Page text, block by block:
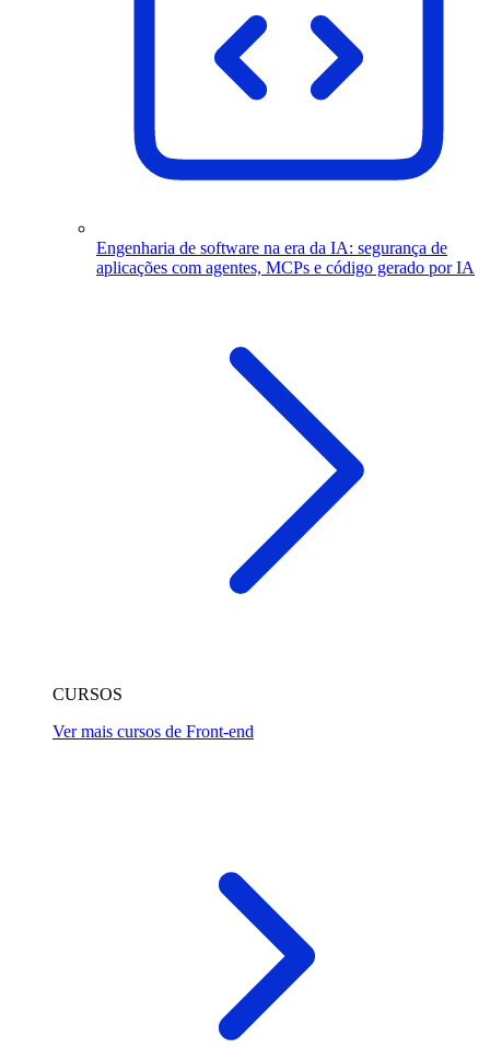
Engenharia de software na era da IA: segurança de
aplicações com agentes, MCPs e código gerado por IA
CURSOS
Ver mais cursos de Front-end